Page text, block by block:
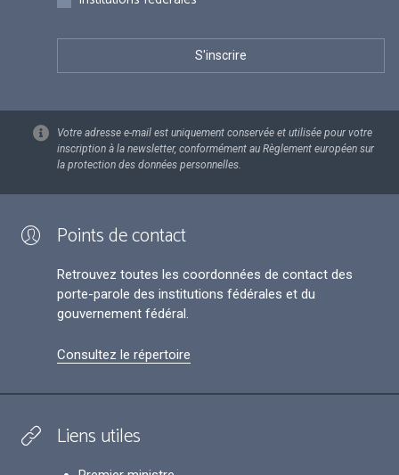
Votre adresse e-mail est uniquement conservée et utilisée pour votre
inscription à la newsletter, conformément au Règlement européen sur
la protection des données personnelles.
Points de contact
Retrouvez toutes les coordonnées de contact des
porte-parole des institutions fédérales et du
gouvernement fédéral.
Consultez le répertoire
Liens utiles